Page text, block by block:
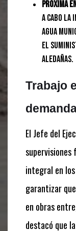
Próxima
a cabo la
agua
el
aledañas.
Trabajo
El Jefe del
integral en
garantizar
en obras
destacó que